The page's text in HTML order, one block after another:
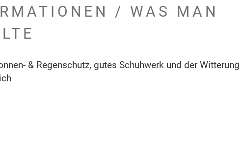
/ WAS MAN
& Regenschutz, gutes Schuhwerk und der Witterung